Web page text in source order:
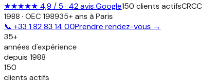
★★★★★ 4,9 / 5 · 42 avis Google150 clients actifsCRCC
1988 · OEC 198935+ ans à Paris
📞 +33 1 82 83 14 00Prendre rendez-vous →
35+
années d'expérience
depuis 1988
150
clients actifs